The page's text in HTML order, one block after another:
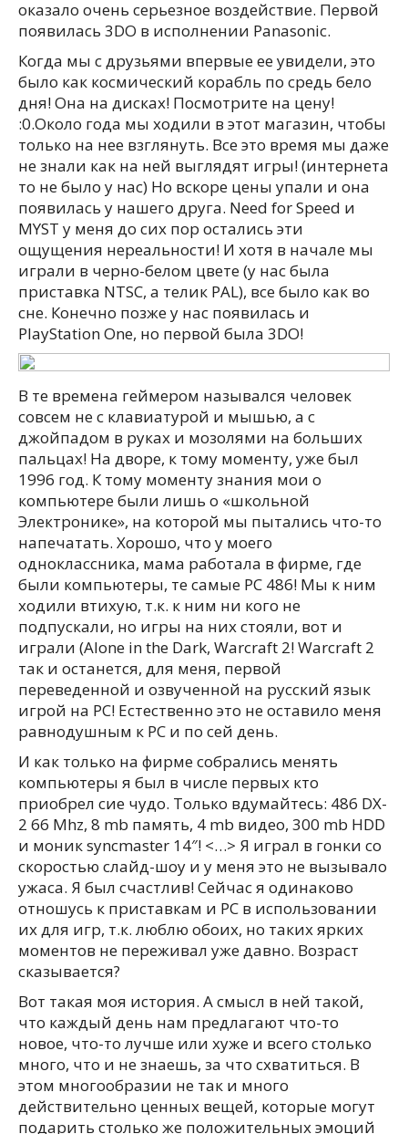
оказало очень серьезное воздействие. Первой
появилась 3DO в исполнении Panasonic.
Когда мы с друзьями впервые ее увидели, это
было как космический корабль по средь бело
дня! Она на дисках! Посмотрите на цену!
:0.Около года мы ходили в этот магазин, чтобы
только на нее взглянуть. Все это время мы даже
не знали как на ней выглядят игры! (интернета
то не было у нас) Но вскоре цены упали и она
появилась у нашего друга. Need for Speed и
MYST у меня до сих пор остались эти
ощущения нереальности! И хотя в начале мы
играли в черно-белом цвете (у нас была
приставка NTSC, а телик PAL), все было как во
сне. Конечно позже у нас появилась и
PlayStation One, но первой была 3DO!
В те времена геймером назывался человек
совсем не с клавиатурой и мышью, а с
джойпадом в руках и мозолями на больших
пальцах! На дворе, к тому моменту, уже был
1996 год. К тому моменту знания мои о
компьютере были лишь о «школьной
Электронике», на которой мы пытались что-то
напечатать. Хорошо, что у моего
одноклассника, мама работала в фирме, где
были компьютеры, те самые PC 486! Мы к ним
ходили втихую, т.к. к ним ни кого не
подпускали, но игры на них стояли, вот и
играли (Alone in the Dark, Warcraft 2! Warcraft 2
так и останется, для меня, первой
переведенной и озвученной на русский язык
игрой на PC! Естественно это не оставило меня
равнодушным к PC и по сей день.
И как только на фирме собрались менять
компьютеры я был в числе первых кто
приобрел сие чудо. Только вдумайтесь: 486 DX-
2 66 Mhz, 8 mb память, 4 mb видео, 300 mb HDD
и моник syncmaster 14″! <…> Я играл в гонки со
скоростью слайд-шоу и у меня это не вызывало
ужаса. Я был счастлив! Сейчас я одинаково
отношусь к приставкам и PC в использовании
их для игр, т.к. люблю обоих, но таких ярких
моментов не переживал уже давно. Возраст
сказывается?
Вот такая моя история. А смысл в ней такой,
что каждый день нам предлагают что-то
новое, что-то лучше или хуже и всего столько
много, что и не знаешь, за что схватиться. В
этом многообразии не так и много
действительно ценных вещей, которые могут
подарить столько же положительных эмоций